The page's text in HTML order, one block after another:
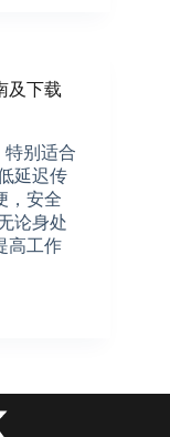
及下载
特别适合
延迟传
，安全
论身处
高工作